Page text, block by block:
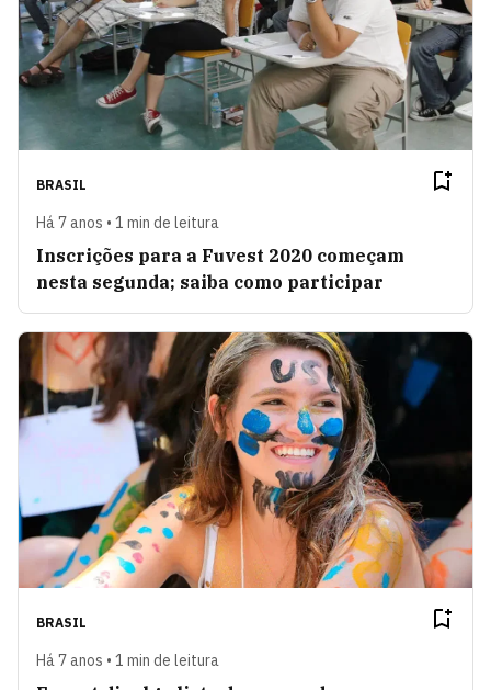
BRASIL
Há 7 anos • 1 min de leitura
Inscrições para a Fuvest 2020 começam
nesta segunda; saiba como participar
BRASIL
Há 7 anos • 1 min de leitura